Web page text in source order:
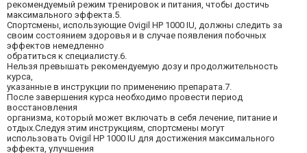
рекомендуемый режим тренировок и питания, чтобы достичь
максимального эффекта.5.
Спортсмены, использующие Ovigil HP 1000 IU, должны следить за
своим состоянием здоровья и в случае появления побочных
эффектов немедленно
обратиться к специалисту.6.
Нельзя превышать рекомендуемую дозу и продолжительность
курса,
указанные в инструкции по применению препарата.7.
После завершения курса необходимо провести период
восстановления
организма, который может включать в себя лечение, питание и
отдых.Следуя этим инструкциям, спортсмены могут
использовать Ovigil HP 1000 IU для достижения максимального
эффекта, улучшения